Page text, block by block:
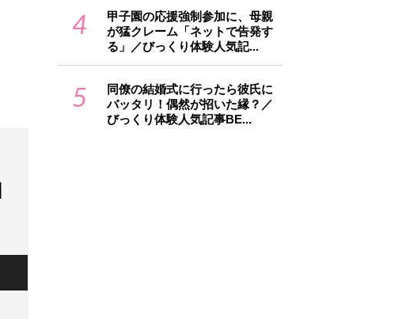
4
甲子園の応援強制参加に、母親
が猛クレーム「ネットで告発す
る」／びっくり体験人気記...
5
同僚の結婚式に行ったら彼氏に
バッタリ！偶然が招いた縁？／
びっくり体験人気記事BE...